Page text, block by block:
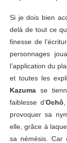
Si je dois bien
delà de tout ce
finesse de
personnages
l’application du
et toutes les
Kazuma se
faiblesse d’Ochô
provoquer sa
elle, grâce à
sa némésis. Car